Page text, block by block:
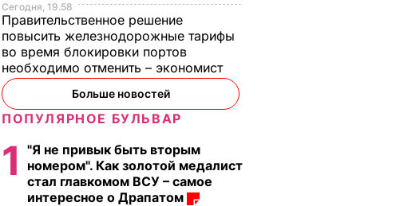
Сегодня, 19.58
Правительственное решение
повысить железнодорожные тарифы
во время блокировки портов
необходимо отменить – экономист
Больше новостей
ПОПУЛЯРНОЕ БУЛЬВАР
1
"Я не привык быть вторым
номером". Как золотой медалист
стал главкомом ВСУ – самое
интересное о Драпатом